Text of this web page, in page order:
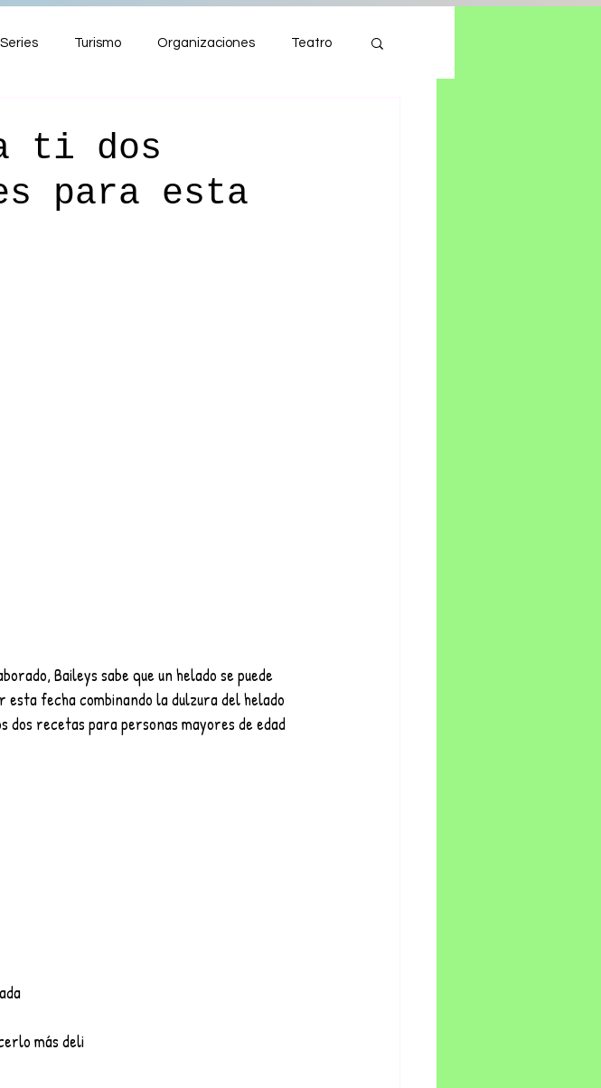
Series Turismo Organizaciones Teatro
ti dos
para esta
Baileys sabe que un helado se puede
fecha combinando la dulzura del helado
dos recetas para personas mayores de edad
más deli